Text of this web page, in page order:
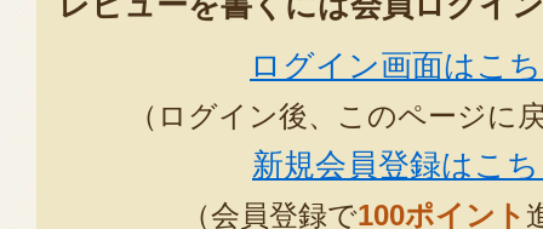
ログイン画面はこ
（ログイン後、このページに
新規会員登録はこ
（会員登録で100ポイント